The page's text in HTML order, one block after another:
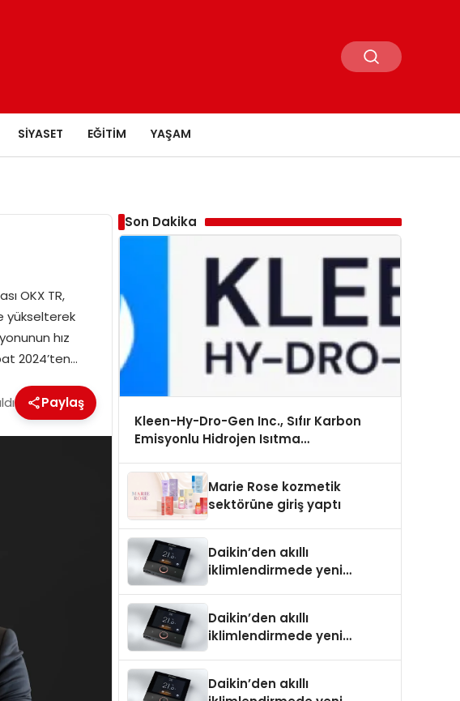
SIYASET EĞITIM YAŞAM
OKX TR,
yükselterek
hız
2024’ten…
Paylaş
Son Dakika
Kleen-Hy-Dro-Gen Inc., Sıfır Karbon
Emisyonlu Hidrojen Isıtma
Onaylarını Aldı
Marie Rose kozmetik
sektörüne giriş yaptı
Daikin’den akıllı
iklimlendirmede yeni
Daikin’den akıllı
iklimlendirmede yeni
Daikin’den akıllı